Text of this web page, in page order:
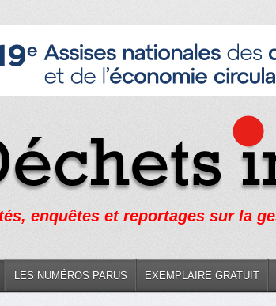
enquêtes et reportages sur la
LES NUMÉROS PARUS EXEMPLAIRE GRATUIT